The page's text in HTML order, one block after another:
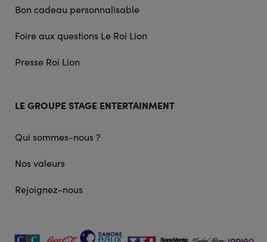
Bon cadeau personnalisable
Foire aux questions Le Roi Lion
Presse Roi Lion
LE GROUPE STAGE ENTERTAINMENT
Qui sommes-nous ?
Nos valeurs
Rejoignez-nous